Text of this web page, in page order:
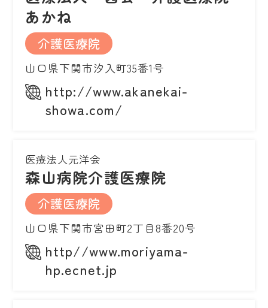
あかね
介護医療院
山口県下関市汐入町35番1号
http://www.akanekai-
showa.com/
医療法人元洋会
森山病院介護医療院
介護医療院
山口県下関市宮田町2丁目8番20号
http//www.moriyama-
hp.ecnet.jp